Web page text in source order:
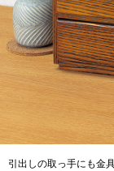
引出しの取っ手にも金